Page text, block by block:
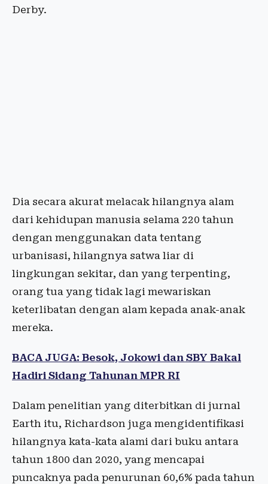
Derby.
Dia secara akurat melacak hilangnya alam
dari kehidupan manusia selama 220 tahun
dengan menggunakan data tentang
urbanisasi, hilangnya satwa liar di
lingkungan sekitar, dan yang terpenting,
orang tua yang tidak lagi mewariskan
keterlibatan dengan alam kepada anak-anak
mereka.
BACA JUGA: Besok, Jokowi dan SBY Bakal
Hadiri Sidang Tahunan MPR RI
Dalam penelitian yang diterbitkan di jurnal
Earth itu, Richardson juga mengidentifikasi
hilangnya kata-kata alami dari buku antara
tahun 1800 dan 2020, yang mencapai
puncaknya pada penurunan 60,6% pada tahun